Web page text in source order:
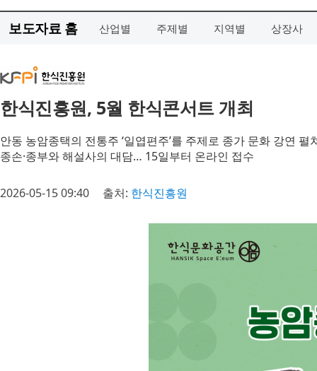
보도자료 홈 산업별 주제별 지역별 상장사
한식진흥원, 5월 한식콘서트 개최
안동 농암종택의 전통주 ‘일엽편주’를 주제로 종가 문화 강연 펼
종손·종부와 해설사의 대담… 15일부터 온라인 접수
2026-05-15 09:40 출처: 한식진흥원